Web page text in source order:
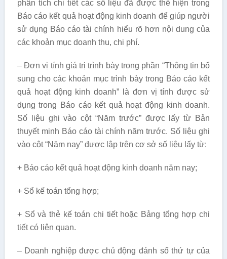
phân tích chi tiết các số liệu đã được thể hiện trong
Báo cáo kết quả hoạt động kinh doanh để giúp người
sử dụng Báo cáo tài chính hiểu rõ hơn nội dung của
các khoản mục doanh thu, chi phí.
– Đơn vị tính giá trị trình bày trong phần “Thông tin bổ
sung cho các khoản mục trình bày trong Báo cáo kết
quả hoạt động kinh doanh” là đơn vị tính được sử
dụng trong Báo cáo kết quả hoạt động kinh doanh.
Số liệu ghi vào cột “Năm trước” được lấy từ Bản
thuyết minh Báo cáo tài chính năm trước. Số liệu ghi
vào cột “Năm nay” được lập trên cơ sở số liệu lấy từ:
+ Báo cáo kết quả hoạt động kinh doanh năm nay;
+ Sổ kế toán tổng hợp;
+ Sổ và thẻ kế toán chi tiết hoặc Bảng tổng hợp chi
tiết có liên quan.
– Doanh nghiệp được chủ động đánh số thứ tự của